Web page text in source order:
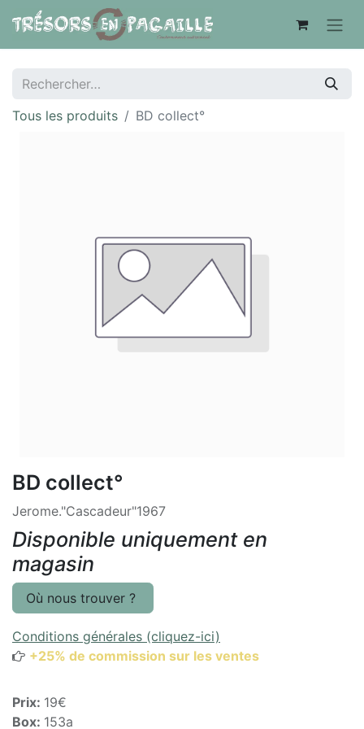
Tous les produits BD collect°
BD collect°
Jerome."Cascadeur"1967
Disponible uniquement en
magasin
Où nous trouver ?
Conditions générales (cliquez-ici)
+25% de commission sur les ventes
Prix: 19€
Box: 153a